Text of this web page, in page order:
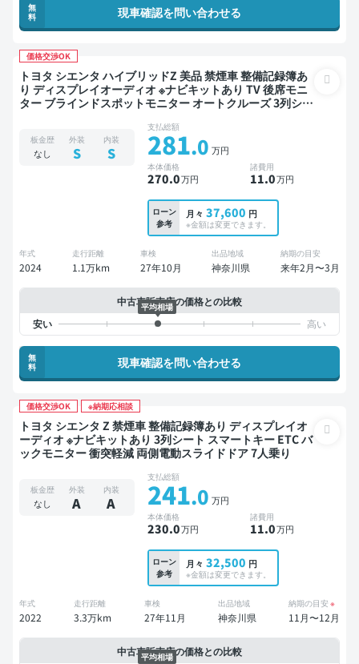
無
料
現車確認を問い合わせる
価格交渉OK
トヨタ シエンタ ハイブリッドZ 美品 禁煙車 整備記録簿あ
り ディスプレイオーディオ ※ナビキットあり TV 後席モニ
ター ブラインドスポットモニター オートクルーズ 3列シー
コーダー 衝突軽減 両側電動スライドドア 7人乗り
板金歴
なし
外装
S
内装
S
支払総額
281.0 万円
本体価格
270.0万円
諸費用
11.0万円
ローン
参考
月々 37,600 円
※金額は変更できます。
年式
2024
走行距離
1.1万km
車検
27年10月
出品地域
神奈川県
納期の目安
来年2月〜3月
中古車販売店の価格との比較
平均相場
無
料
現車確認を問い合わせる
価格交渉OK ※納期応相談
トヨタ シエンタ Z 禁煙車 整備記録簿あり ディスプレイオ
ーディオ ※ナビキットあり 3列シート スマートキー ETC バ
ックモニター 衝突軽減 両側電動スライドドア 7人乗り
板金歴
なし
外装
A
内装
A
支払総額
241.0 万円
本体価格
230.0万円
諸費用
11.0万円
ローン
参考
月々 32,500 円
※金額は変更できます。
年式
2022
走行距離
3.3万km
車検
27年11月
出品地域
神奈川県
納期の目安 ※
11月〜12月
中古車販売店の価格との比較
平均相場